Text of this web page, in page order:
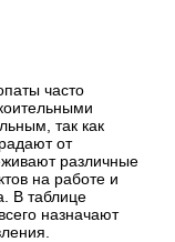
часто
так как
от
различные
на работе и
В таблице
назначают